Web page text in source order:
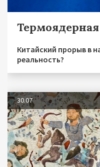
Китайский прорыв в
реальность?
30.07